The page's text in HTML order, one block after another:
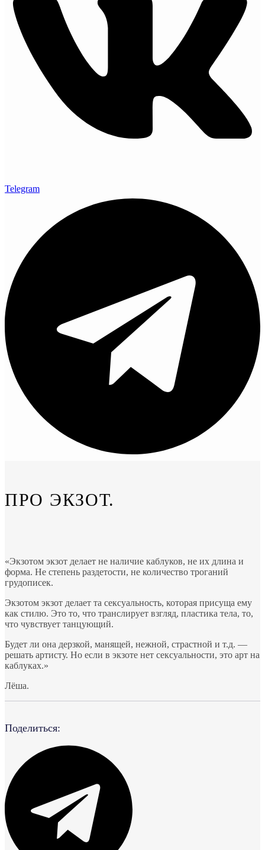
Telegram
ПРО ЭКЗОТ.
«Экзотом экзот делает не наличие каблуков, не их длина и
форма. Не степень раздетости, не количество троганий
грудописек.
Экзотом экзот делает та сексуальность, которая присуща ему
как стилю. Это то, что транслирует взгляд, пластика тела, то,
что чувствует танцующий.
Будет ли она дерзкой, манящей, нежной, страстной и т.д. —
решать артисту. Но если в экзоте нет сексуальности, это арт на
каблуках.»
Лёша.
Поделиться: